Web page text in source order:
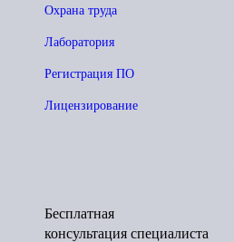
Охрана труда
Лаборатория
Регистрация ПО
Лицензирование
Бесплатная
консультация специалиста